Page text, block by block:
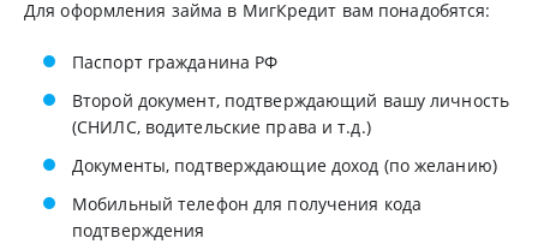
Для оформления займа в МигКредит вам понадобятся:
Паспорт гражданина РФ
Второй документ, подтверждающий вашу личность
(СНИЛС, водительские права и т.д.)
Документы, подтверждающие доход (по желанию)
Мобильный телефон для получения кода
подтверждения